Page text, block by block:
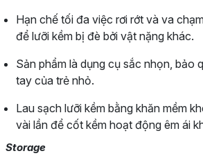
Hạn chế tối đa việc rơi rớt và va
để lưỡi kềm bị đè bởi vật nặng khác.
Sản phẩm là dụng cụ sắc nhọn, bảo
tay của trẻ nhỏ.
Lau sạch lưỡi kềm bằng khăn mềm
vài lần để cốt kềm hoạt động êm ái
Storage